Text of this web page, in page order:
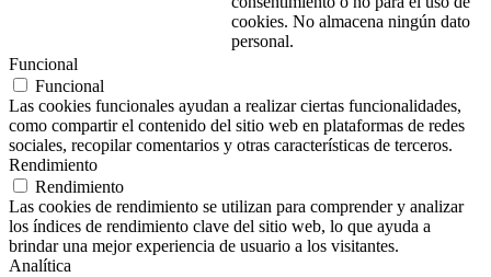
cookies. No almacena ningún dato
personal.
Funcional
Funcional
Las cookies funcionales ayudan a realizar ciertas funcionalidades,
como compartir el contenido del sitio web en plataformas de redes
sociales, recopilar comentarios y otras características de terceros.
Rendimiento
Rendimiento
Las cookies de rendimiento se utilizan para comprender y analizar
los índices de rendimiento clave del sitio web, lo que ayuda a
brindar una mejor experiencia de usuario a los visitantes.
Analítica